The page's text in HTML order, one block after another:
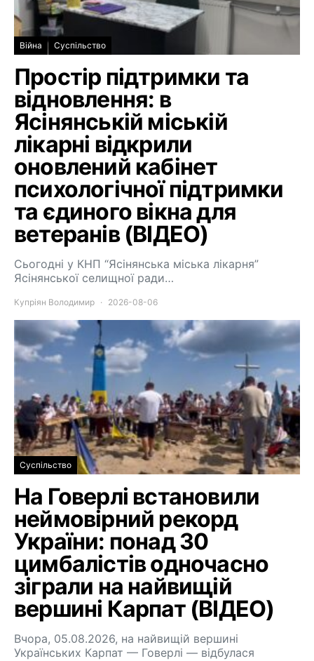
Війна Суспільство
Простір підтримки та
відновлення: в
Ясінянській міській
лікарні відкрили
оновлений кабінет
психологічної підтримки
та єдиного вікна для
ветеранів (ВІДЕО)
Сьогодні у КНП “Ясінянська міська лікарня”
Ясінянської селищної ради…
Купріян Володимир 2026-08-06
Суспільство
На Говерлі встановили
неймовірний рекорд
України: понад 30
цимбалістів одночасно
зіграли на найвищій
вершині Карпат (ВІДЕО)
Вчора, 05.08.2026, на найвищій вершині
Українських Карпат — Говерлі — відбулася